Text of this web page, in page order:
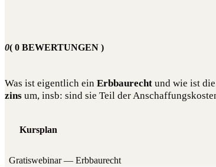
0( 0 BEWERTUNGEN )
Was ist eigent­lich ein Erb­bau­recht und wie ist
zins um, insb: sind sie Teil der
Kursplan
Gra­tis­web­i­nar — Erbbaurecht